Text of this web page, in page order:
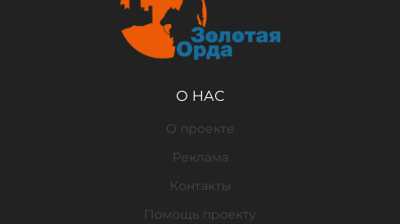
О НАС
О проекте
Реклама
Контакты
Помощь проекту